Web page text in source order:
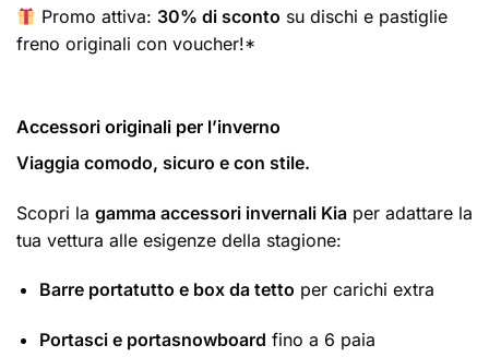
Promo attiva: 30% di sconto su dischi e pastiglie
freno originali con voucher!*
Accessori originali per l’inverno
Viaggia comodo, sicuro e con stile.
Scopri la gamma accessori invernali Kia per adattare la
tua vettura alle esigenze della stagione:
Barre portatutto e box da tetto per carichi extra
Portasci e portasnowboard fino a 6 paia